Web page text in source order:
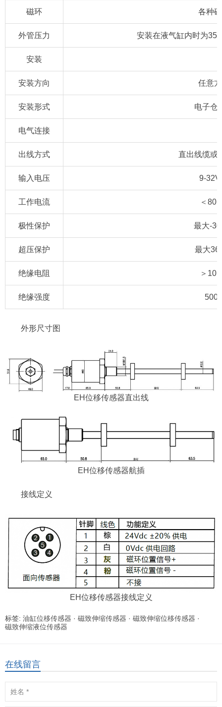
磁环 各种
外管压力 安装在液气缸内时为
安装
安装方向 任意
安装形式 电子仓
电气连接
出线方式 直出线缆或
输入电压 9-
工作电流 ＜
极性保护 最大-
超压保护 最大
绝缘电阻 ＞
绝缘强度
外形尺寸图
EH位移传感器直出线
EH位移传感器航插
接线定义
EH位移传感器接线定义
标签: 油缸位移传感器 · 磁致伸缩传感器 · 磁致伸缩位移传感器 ·
磁致伸缩液位传感器
在线留言